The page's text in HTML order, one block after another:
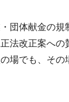
団体献金の規
法改正案への
場でも、その